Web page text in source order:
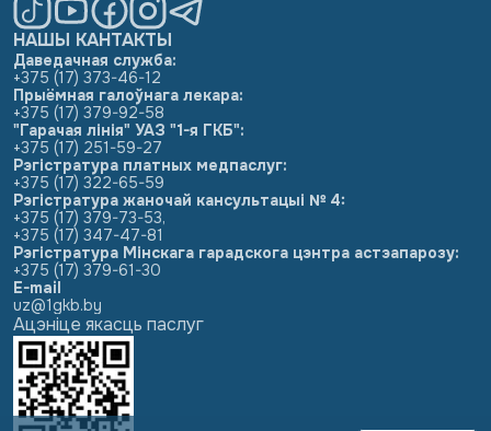
НАШЫ КАНТАКТЫ
Даведачная служба:
+375 (17) 373-46-12
Прыёмная галоўнага лекара:
+375 (17) 379-92-58
"Гарачая лінія" УАЗ "1-я ГКБ":
+375 (17) 251-59-27
Рэгістратура платных медпаслуг:
+375 (17) 322-65-59
Рэгістратура жаночай кансультацыі № 4:
+375 (17) 379-73-53,
+375 (17) 347-47-81
Рэгістратура Мінскага гарадскога цэнтра астэапарозу:
+375 (17) 379-61-30
E-mail
uz@1gkb.by
Ацэніце якасць паслуг